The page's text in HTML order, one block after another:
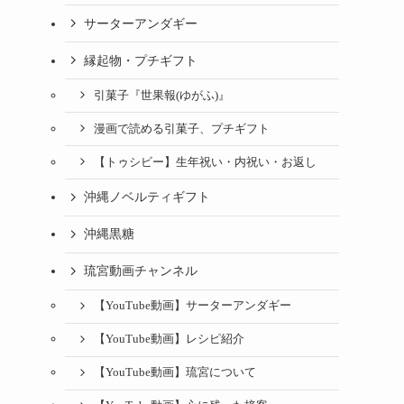
サーターアンダギー
縁起物・プチギフト
引菓子『世果報(ゆがふ)』
漫画で読める引菓子、プチギフト
【トゥシビー】生年祝い・内祝い・お返し
沖縄ノベルティギフト
沖縄黒糖
琉宮動画チャンネル
【YouTube動画】サーターアンダギー
【YouTube動画】レシピ紹介
【YouTube動画】琉宮について